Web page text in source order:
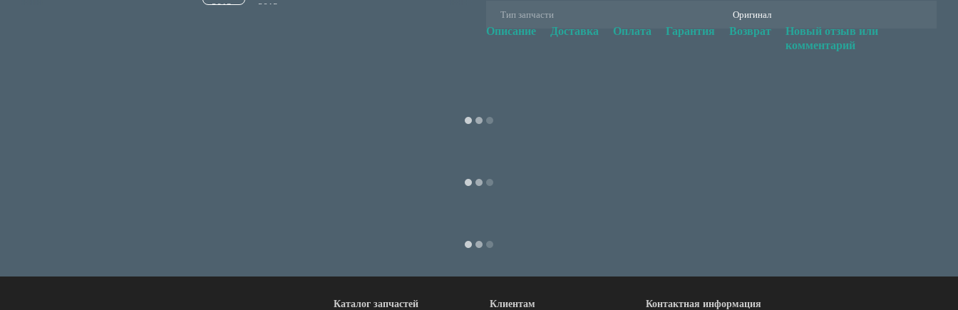
Тип запчасти Оригинал
Описание Доставка Оплата Гарантия Возврат
Новый отзыв или
комментарий
Каталог запчастей Клиентам Контактная информация